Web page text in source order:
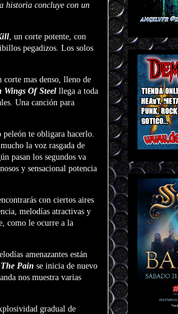
historia concluye con un
, un corte potente, con
pegadizos. Los solos
corte mas denso, lleno de
Wings Of Steel llega a toda
Una canción para
te obligara hacerlo.
la voz rasgada de
pasan los segundos va
y sensacional potencia
con ciertos aires
melodías atractivas y
como le ocurre a la
amenazantes están
Pain se inicia de nuevo
nos muestra varias
gradual de